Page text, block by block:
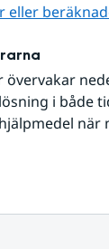
eller
övervakar
i både
när